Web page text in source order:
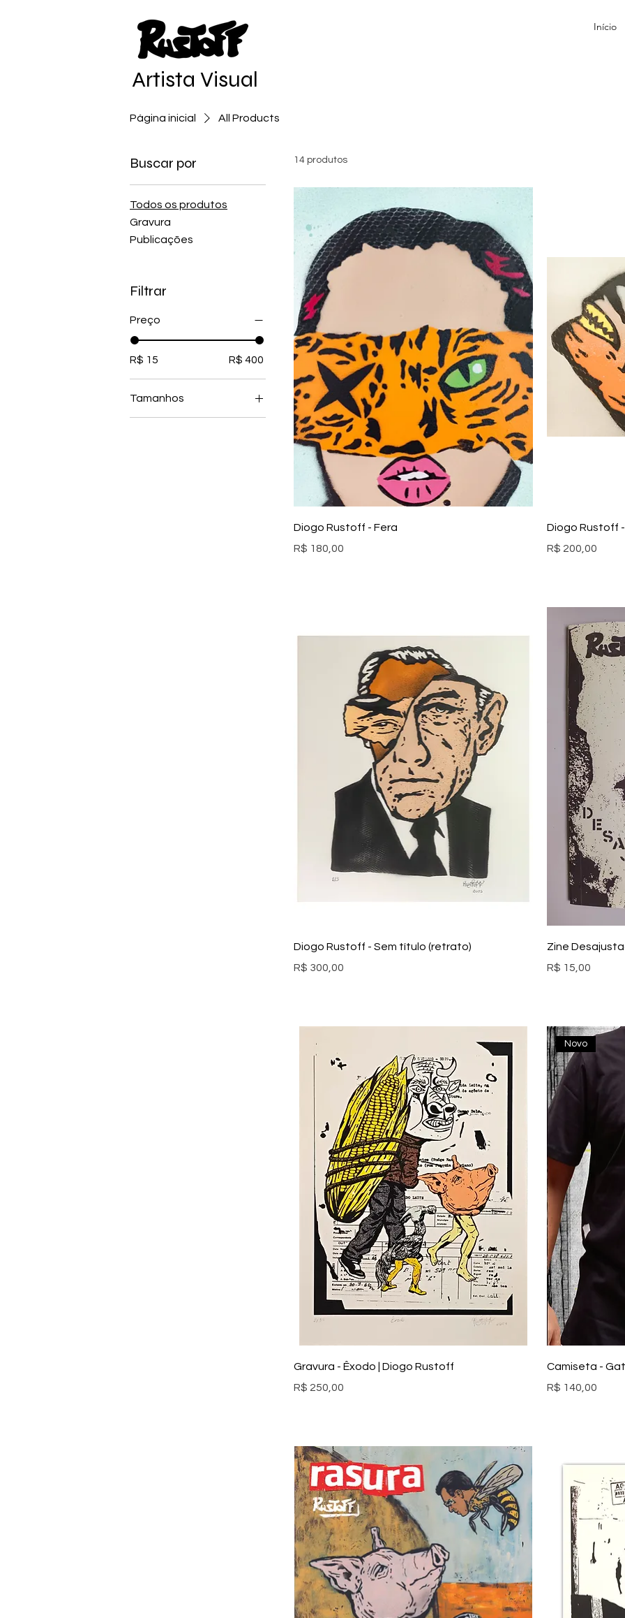
Artista Visual
Início
Página inicial All Products
Buscar por
Todos os produtos
Gravura
Publicações
Filtrar
Preço
R$ 15 R$ 400
Tamanhos
14 produtos
Diogo Rustoff - Fera
Preço
R$ 180,00
Diogo Rustoff
Preço
R$ 200,00
Diogo Rustoff - Sem título (retrato)
Preço
R$ 300,00
Zine
Preço
R$ 15,00
Gravura - Êxodo | Diogo Rustoff
Preço
R$ 250,00
Novo
Camiseta -
Preço
R$ 140,00